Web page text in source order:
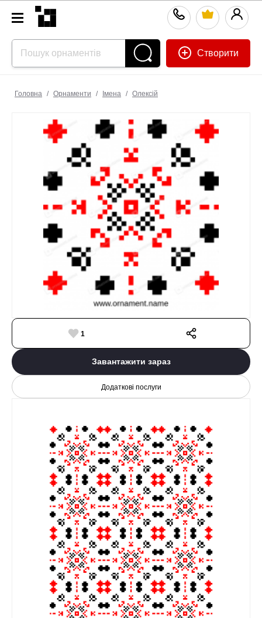
Створити
Головна / Орнаменти / Імена / Олексій
1
Завантажити зараз
Додаткові послуги